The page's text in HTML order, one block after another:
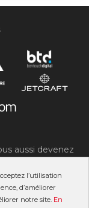
l’utilisation
d’améliorer
notre site. En
aussi devenez